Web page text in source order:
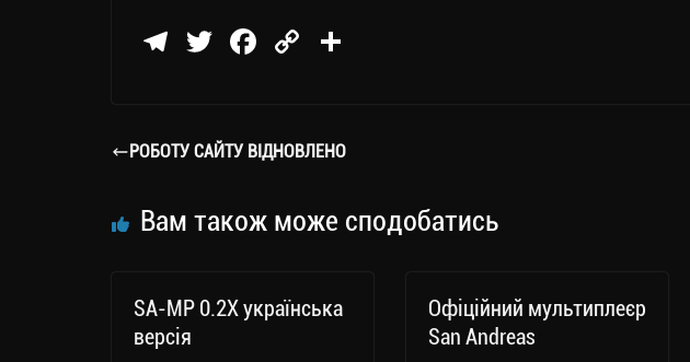
Te
a
T
er
Fa
ok
C
Li
ся
РОБОТУ САЙТУ ВІДНОВЛЕНО
Вам також може сподобатись
SA-MP 0.2X українська
версія
Офіційний мультиплеєр
San Andreas